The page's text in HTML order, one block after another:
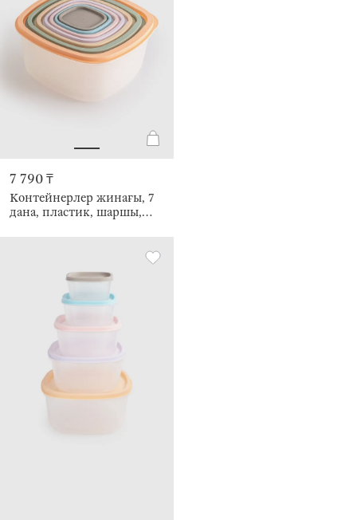
7 790 ₸
Контейнерлер жинағы, 7
дана, пластик, шаршы,